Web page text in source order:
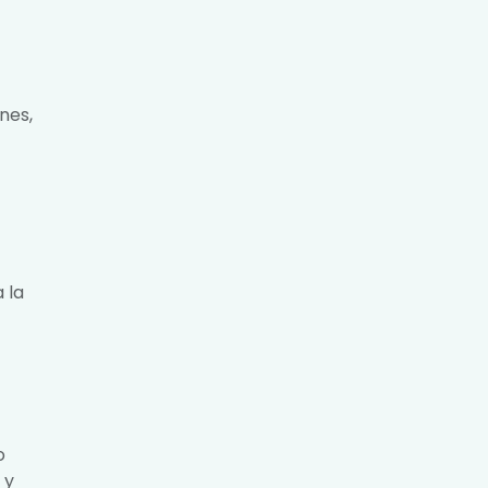
la
y